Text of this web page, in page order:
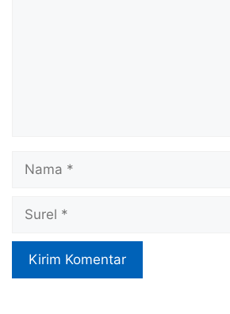
Nama
Surel